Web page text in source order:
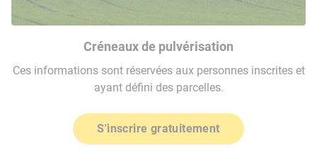
Créneaux de pulvérisation
Ces informations sont réservées aux personnes inscrites et
ayant défini des parcelles.
S'inscrire gratuitement